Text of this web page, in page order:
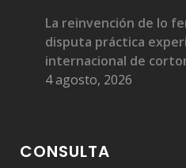
La reinvención de lo
disputa práctica
internacional de
4 agosto, 2026
CONSULTA